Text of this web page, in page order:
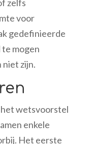
zelfs
voor
gedefinieerde
mogen
niet zijn.
wetsvoorstel
enkele
Het eerste